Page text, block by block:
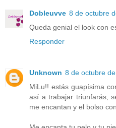
Dobleuvve 8 de octubre
Queda genial el look con
Responder
Unknown 8 de octubre
MiLu!! estás guapísima
así a trabajar triunfarás,
me encantan y el bolso